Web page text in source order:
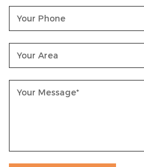
automatización industrial,
la automatización e
productivo.
Internet de las cosas (IoT):
decisiones inteligente.